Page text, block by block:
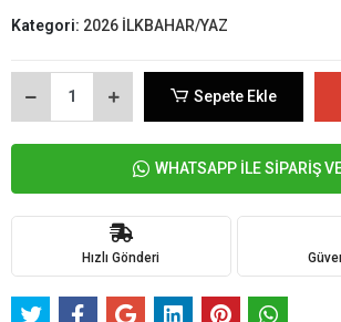
Kategori: 2026 İLKBAHAR/YAZ
Sepete Ekle
WHATSAPP İLE SİPARİŞ
Hızlı Gönderi